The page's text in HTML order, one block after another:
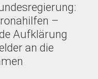
–
Aufklärung
an die